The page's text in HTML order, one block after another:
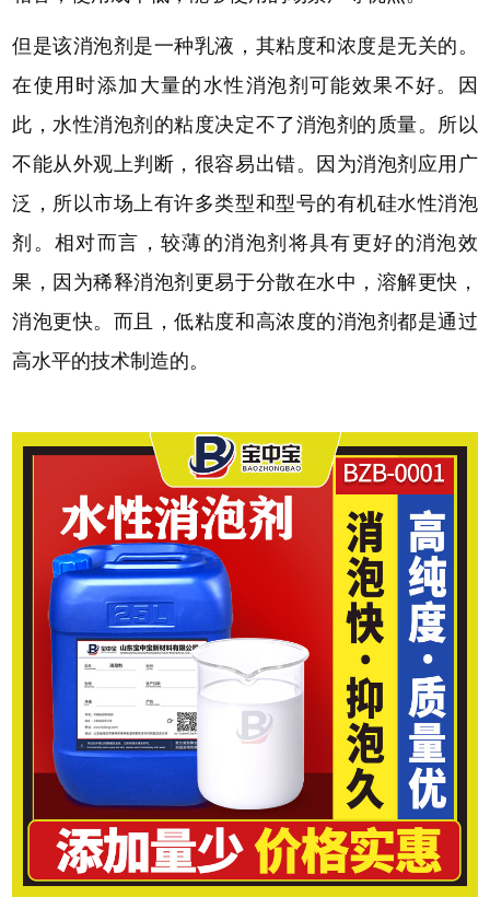
但是该消泡剂是一种乳液，其粘度和浓度是无关的。
在使用时添加大量的水性消泡剂可能效果不好。因
此，水性消泡剂的粘度决定不了消泡剂的质量。所以
不能从外观上判断，很容易出错。因为消泡剂应用广
泛，所以市场上有许多类型和型号的有机硅水性消泡
剂。相对而言，较薄的消泡剂将具有更好的消泡效
果，因为稀释消泡剂更易于分散在水中，溶解更快，
消泡更快。而且，低粘度和高浓度的消泡剂都是通过
高水平的技术制造的。